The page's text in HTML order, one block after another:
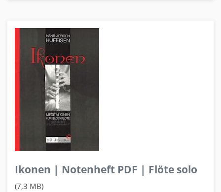
Ikonen | Notenheft PDF | Flöte solo
(7,3 MB)